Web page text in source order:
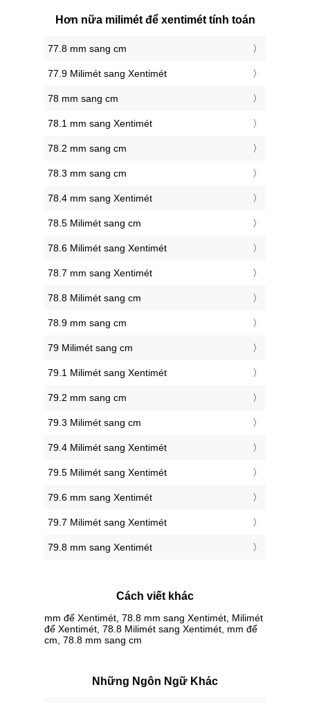
Hơn nữa milimét để xentimét tính toán
77.8 mm sang cm
77.9 Milimét sang Xentimét
78 mm sang cm
78.1 mm sang Xentimét
78.2 mm sang cm
78.3 mm sang cm
78.4 mm sang Xentimét
78.5 Milimét sang cm
78.6 Milimét sang Xentimét
78.7 mm sang Xentimét
78.8 Milimét sang cm
78.9 mm sang cm
79 Milimét sang cm
79.1 Milimét sang Xentimét
79.2 mm sang cm
79.3 Milimét sang cm
79.4 Milimét sang Xentimét
79.5 Milimét sang Xentimét
79.6 mm sang Xentimét
79.7 Milimét sang Xentimét
79.8 mm sang Xentimét
Cách viết khác
mm để Xentimét, 78.8 mm sang Xentimét, Milimét
để Xentimét, 78.8 Milimét sang Xentimét, mm để
cm, 78.8 mm sang cm
Những Ngôn Ngữ Khác